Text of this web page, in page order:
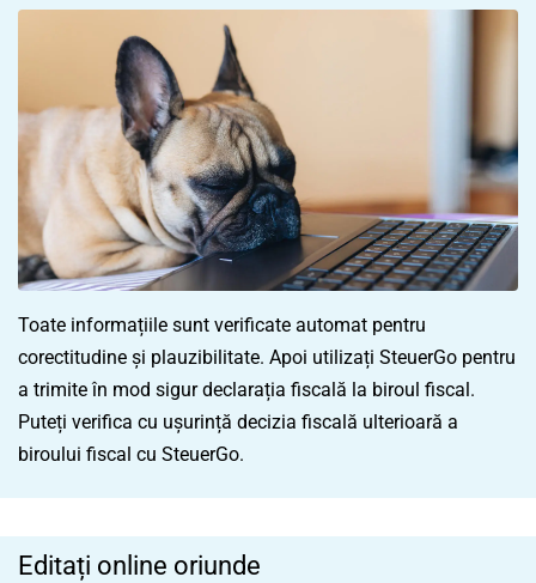
Toate informațiile sunt verificate automat pentru
corectitudine și plauzibilitate. Apoi utilizați SteuerGo pentru
a trimite în mod sigur declarația fiscală la biroul fiscal.
Puteți verifica cu ușurință decizia fiscală ulterioară a
biroului fiscal cu SteuerGo.
Editați online oriunde